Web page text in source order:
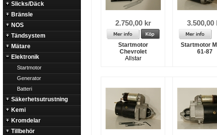
Slicks/Däck
Bränsle
NOS
Tändsystem
Mätare
Elektronik
Startmotor
Generator
Batteri
Säkerhetsutrustning
Kemi
Kromdelar
Tillbehör
2.750,00 kr
Startmotor
Chevrolet
Allstar
3.500,00
Startmotor
61-87